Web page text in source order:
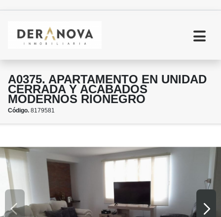
A0375. APARTAMENTO EN UNIDAD
CERRADA Y ACABADOS
MODERNOS RIONEGRO
Código. 8179581